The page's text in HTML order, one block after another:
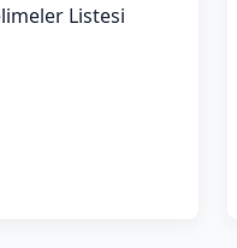
Listesi